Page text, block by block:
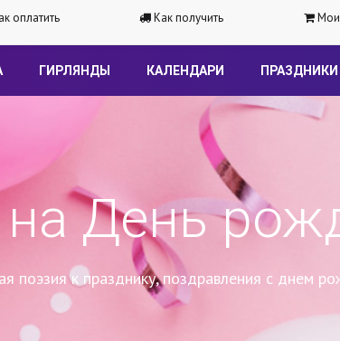
оплатить Как получить
ГИРЛЯНДЫ КАЛЕНДАРИ ПРАЗДНИКИ
День
поэзия к празднику, поздравления с днем